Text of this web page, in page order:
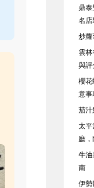
鼎
名
炒
雲
與
櫻
意事
茄
太
廳
牛
南
伊